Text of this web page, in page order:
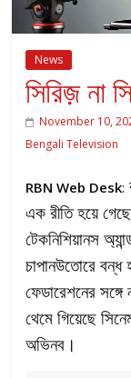
News
সিরিজ় না
November 10,
Bengali Television
RBN Web Desk:
এক রীতি হয়ে
টেকনিশিয়ানস
চাপানউতোরে বন্ধ
ফেডারেশনের সঙ্গে
থেমে গিয়েছে
অভিনব।